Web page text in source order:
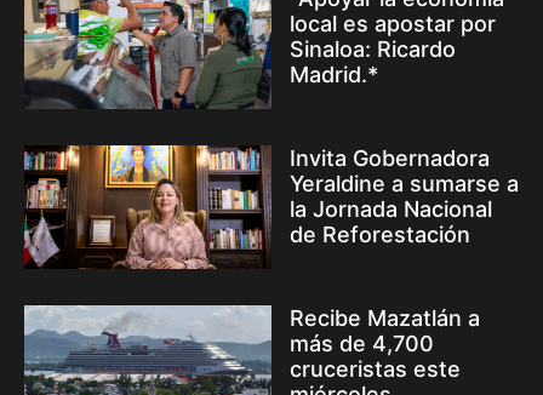
local es apostar por
Sinaloa: Ricardo
Madrid.*
Invita Gobernadora
Yeraldine a sumarse a
la Jornada Nacional
de Reforestación
Recibe Mazatlán a
más de 4,700
cruceristas este